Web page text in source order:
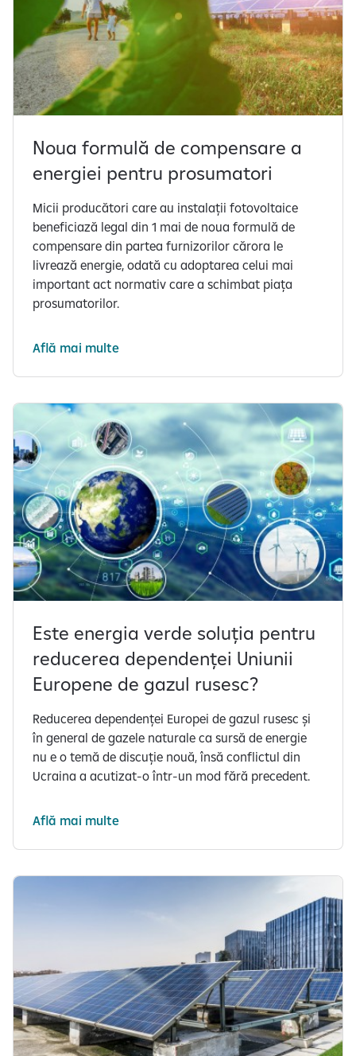
Noua formulă de compensare a
energiei pentru prosumatori
Micii producători care au instalații fotovoltaice
beneficiază legal din 1 mai de noua formulă de
compensare din partea furnizorilor cărora le
livrează energie, odată cu adoptarea celui mai
important act normativ care a schimbat piața
prosumatorilor.
Află mai multe
Este energia verde soluția pentru
reducerea dependenței Uniunii
Europene de gazul rusesc?
Reducerea dependenței Europei de gazul rusesc și
în general de gazele naturale ca sursă de energie
nu e o temă de discuție nouă, însă conflictul din
Ucraina a acutizat-o într-un mod fără precedent.
Află mai multe